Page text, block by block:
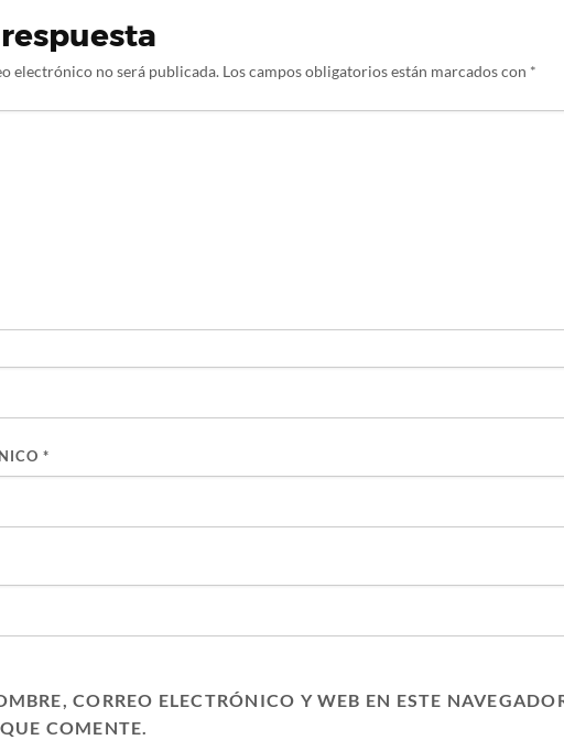
electrónico no será publicada. Los campos obligatorios están marcados con *
*
CORREO ELECTRÓNICO Y WEB EN ESTE
COMENTE.